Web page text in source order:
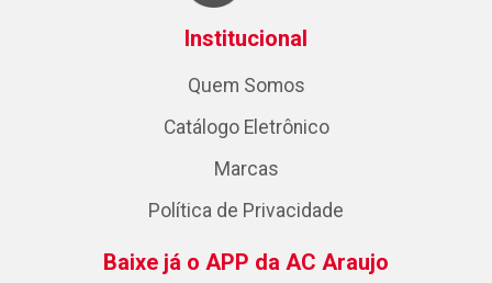
Institucional
Quem Somos
Catálogo Eletrônico
Marcas
Política de Privacidade
Baixe já o APP da AC Araujo